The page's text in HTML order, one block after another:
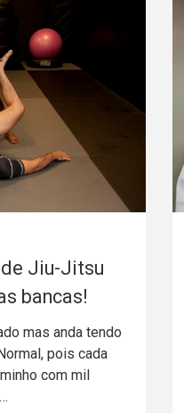
Jiu-Jitsu
bancas!
mas anda tendo
pois cada
com mil